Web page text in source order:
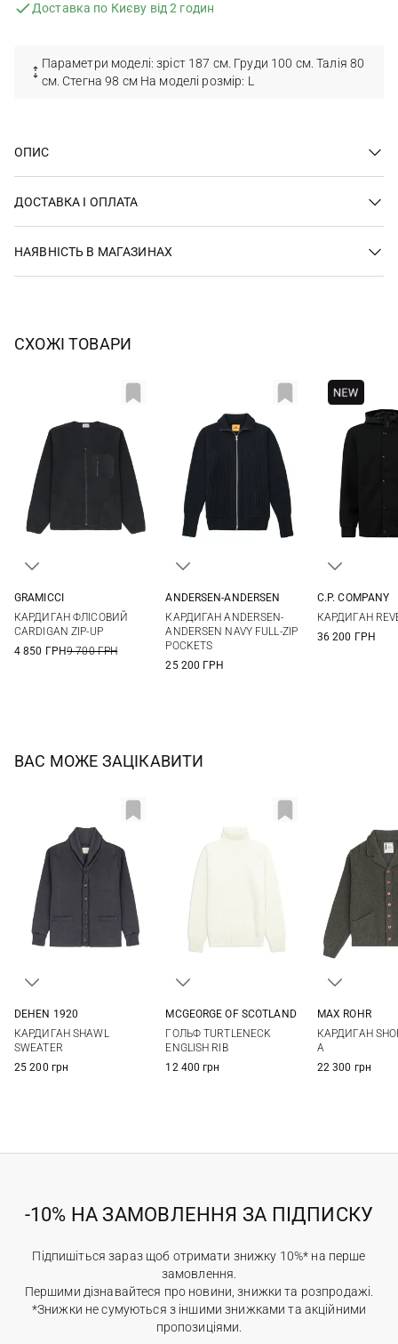
Доставка по Києву від 2 годин
Параметри моделі: зріст 187 см. Груди 100 см. Талія 80
см. Стегна 98 см На моделі розмір: L
ОПИС
ДОСТАВКА І ОПЛАТА
НАЯВНІСТЬ В МАГАЗИНАХ
СХОЖІ ТОВАРИ
GRAMICCI
КАРДИГАН ФЛІСОВИЙ
CARDIGAN ZIP-UP
4 850 ГРН9 700 ГРН
XXL
ANDERSEN-ANDERSEN
КАРДИГАН ANDERSEN-
ANDERSEN NAVY FULL-ZIP
POCKETS
25 200 ГРН
C.P. COMPANY
КАРДИГАН
36 200 ГРН
ВАС МОЖЕ ЗАЦІКАВИТИ
DEHEN 1920
КАРДИГАН SHAWL
SWEATER
25 200 грн
MCGEORGE OF SCOTLAND
ГОЛЬФ TURTLENECK
ENGLISH RIB
12 400 грн
MAX ROHR
КАРДИГАН
A
22 300 грн
-10% НА ЗАМОВЛЕННЯ ЗА ПІДПИСКУ
Підпишіться зараз щоб отримати знижку 10%* на перше
замовлення.
Першими дізнавайтеся про новини, знижки та розпродажі.
*Знижки не сумуються з іншими знижками та акційними
пропозиціями.